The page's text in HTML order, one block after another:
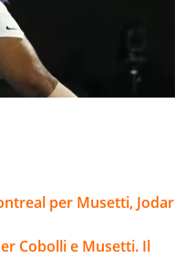
per Musetti, Jodar
Cobolli e Musetti. Il